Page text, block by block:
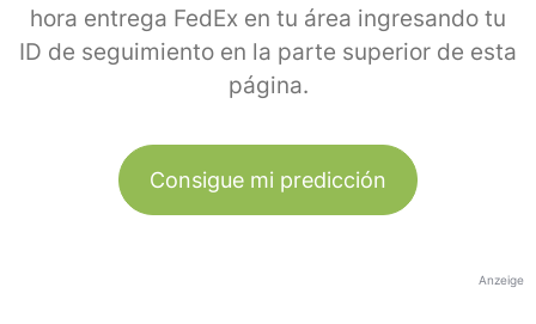
hora entrega FedEx en tu área ingresando tu
ID de seguimiento en la parte superior de esta
página.
Consigue mi predicción
Anzeige